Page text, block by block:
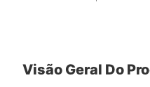
Visão Geral Do